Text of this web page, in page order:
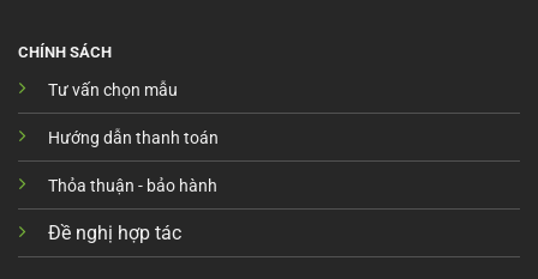
CHÍNH SÁCH
Tư vấn chọn mẫu
Hướng dẫn thanh toán
Thỏa thuận - bảo hành
Đề nghị hợp tác